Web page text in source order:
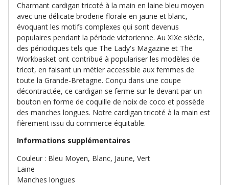
Charmant cardigan tricoté à la main en laine bleu moyen
avec une délicate broderie florale en jaune et blanc,
évoquant les motifs complexes qui sont devenus
populaires pendant la période victorienne. Au XIXe siècle,
des périodiques tels que The Lady's Magazine et The
Workbasket ont contribué à populariser les modèles de
tricot, en faisant un métier accessible aux femmes de
toute la Grande-Bretagne. Conçu dans une coupe
décontractée, ce cardigan se ferme sur le devant par un
bouton en forme de coquille de noix de coco et possède
des manches longues. Notre cardigan tricoté à la main est
fièrement issu du commerce équitable.
Informations supplémentaires
Couleur : Bleu Moyen, Blanc, Jaune, Vert
Laine
Manches longues